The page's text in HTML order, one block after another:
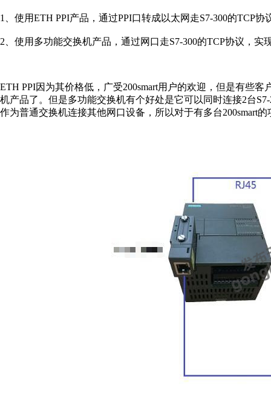
1、使用ETH PPI产品，通过PPI口转成以太网走S7-300的TCP协
2、使用多功能交换机产品，通过网口走S7-300的TCP协议，实
ETH PPI因为其价格低，广受200smart用户的欢迎，但是有些
机产品了。但是多功能交换机有个好处是它可以同时连接2台
作为普通交换机连接其他网口设备，所以对于有多台200smart